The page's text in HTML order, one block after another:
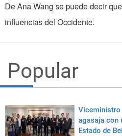
De Ana Wang se puede decir
influencias del Occidente.
Popular
Viceministro
agasaja con
Estado de